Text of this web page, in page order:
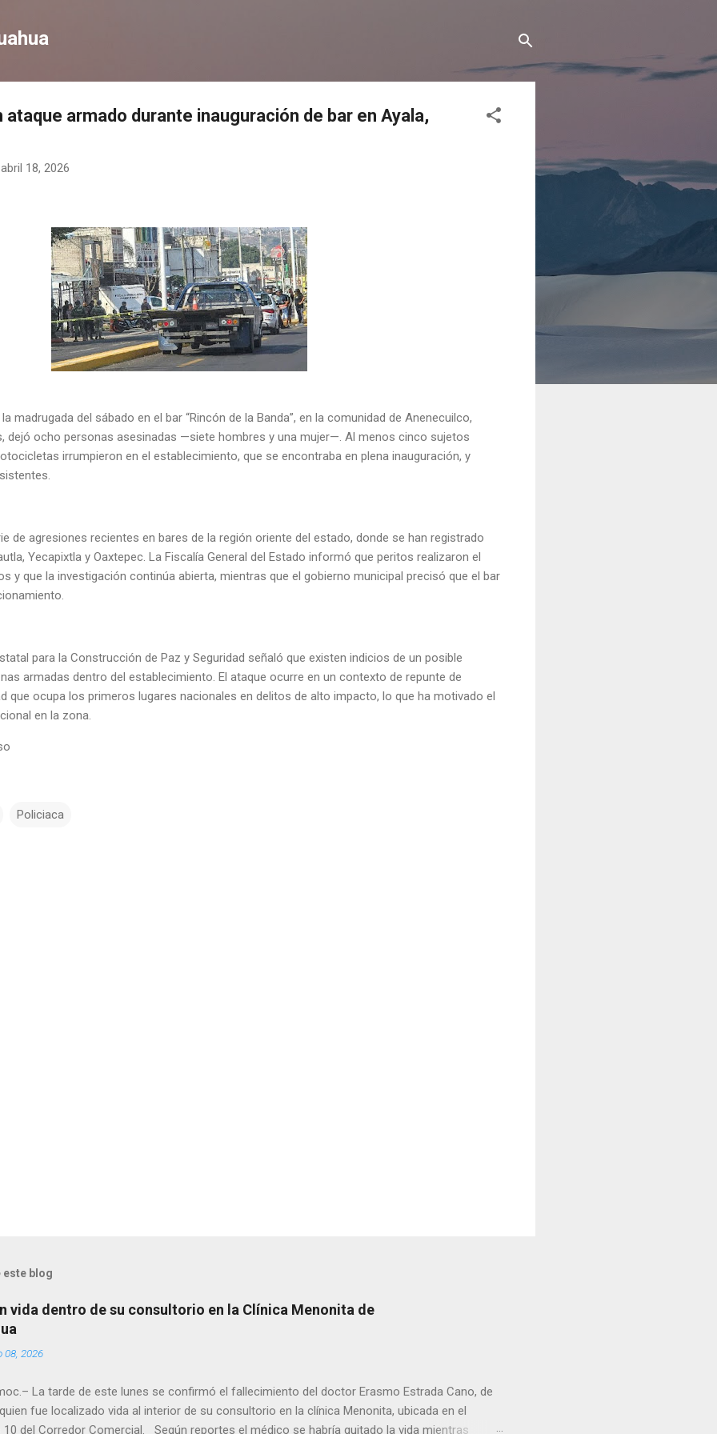
armado durante inauguración de bar en Ayala,
abril 18, 2026
madrugada del sábado en el bar “Rincón de la Banda”, en la comunidad de Anenecuilco,
dejó ocho personas asesinadas —siete hombres y una mujer—. Al menos cinco sujetos
irrumpieron en el establecimiento, que se encontraba en plena inauguración, y
de agresiones recientes en bares de la región oriente del estado, donde se han registrado
Yecapixtla y Oaxtepec. La Fiscalía General del Estado informó que peritos realizaron el
y que la investigación continúa abierta, mientras que el gobierno municipal precisó que el bar
para la Construcción de Paz y Seguridad señaló que existen indicios de un posible
armadas dentro del establecimiento. El ataque ocurre en un contexto de repunte de
que ocupa los primeros lugares nacionales en delitos de alto impacto, lo que ha motivado el
en la zona.
Policiaca
este blog
vida dentro de su consultorio en la Clínica Menonita de
08, 2026
La tarde de este lunes se confirmó el fallecimiento del doctor Erasmo Estrada Cano, de
fue localizado vida al interior de su consultorio en la clínica Menonita, ubicada en el
del Corredor Comercial. Según reportes el médico se habría quitado la vida mientras